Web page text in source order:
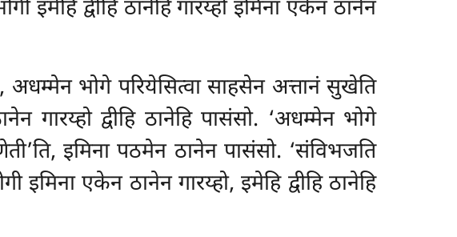
इमेहि द्वीहि ठानेहि गारय्हो इमिना एकेन ठानेन
, अधम्मेन भोगे परियेसित्वा साहसेन अत्तानं सुखेति
द्वीहि ठानेहि पासंसो. ‘अधम्मेन भोगे
इमिना पठमेन ठानेन पासंसो. ‘संविभजति
एकेन ठानेन गारय्हो, इमेहि द्वीहि ठानेहि